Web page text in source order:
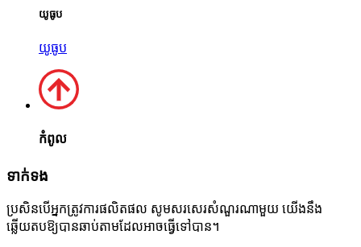
យូធូប
យូធូប
កំពូល
ទាក់ទង
ប្រសិនបើអ្នកត្រូវការផលិតផល សូមសរសេរសំណួរណាមួយ យើងនឹង
ឆ្លើយតបឱ្យបានឆាប់តាមដែលអាចធ្វើទៅបាន។